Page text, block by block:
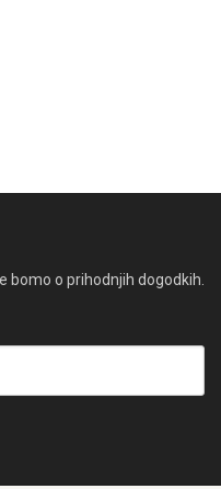
bomo o prihodnjih dogodkih.